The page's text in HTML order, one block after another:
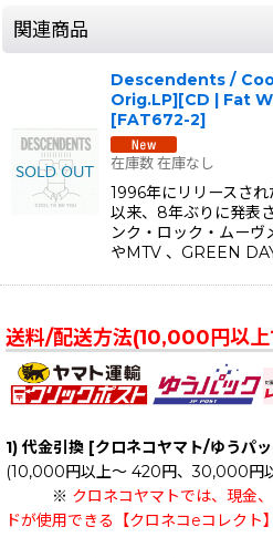
関連商品
Descendents /
Orig.LP][CD | Fat
[FAT672-2]
在庫数 在庫なし
1996年にリリースさ
以来、8年ぶりに発表
ンク・ロック・ムーヴ
やMTV 、GREEN
送料/配送方法(10,000円以上
1) 代金引換 [クロネコヤマト/ゆうパッ
(10,000円以上～ 420円、30,000
※ クロネコヤマトでは、現金
ドが使用できる【クロネコeコレクト